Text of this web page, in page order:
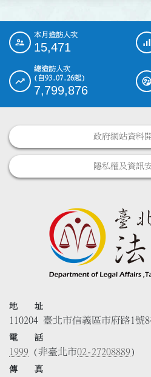
::: 本月造訪人次
15,471
總造訪人次
(自93.07.26起)
7,799,876
政府網站資料
隱私權及資訊
地 址
110204 臺北市信義區市府路1號
電 話
1999 (非臺北市02-27208889)
傳 真